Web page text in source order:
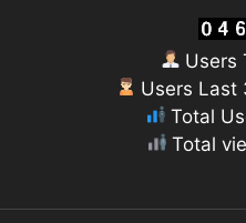
Users
Users Last
Total
Total